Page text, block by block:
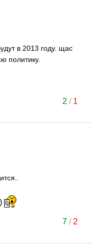
в 2013 году. щас
политику.
2 / 1
7/ 2